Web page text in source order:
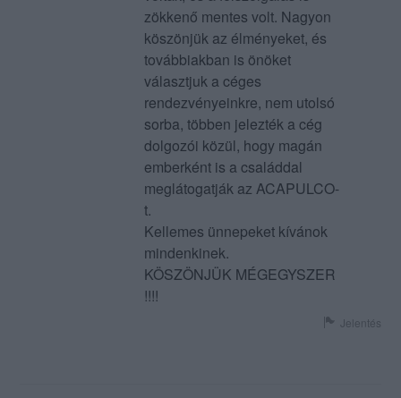
zökkenő mentes volt. Nagyon
köszönjük az élményeket, és
továbbiakban is önöket
választjuk a céges
rendezvényeinkre, nem utolsó
sorba, többen jelezték a cég
dolgozói közül, hogy magán
emberként is a családdal
meglátogatják az ACAPULCO-
t.
Kellemes ünnepeket kívánok
mindenkinek.
KÖSZÖNJÜK MÉGEGYSZER
!!!!
Jelentés